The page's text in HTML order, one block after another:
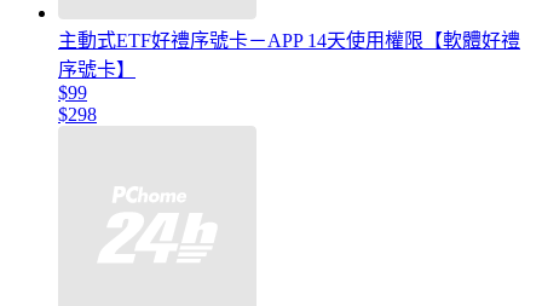
主動式ETF好禮序號卡－APP 14天使用權限【軟體好禮
序號卡】
$99
$298